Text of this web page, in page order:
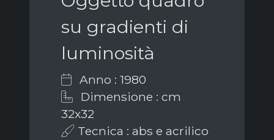
su gradienti di
luminosità
Anno : 1980
Dimensione : cm
32x32
Tecnica : abs e acrilico